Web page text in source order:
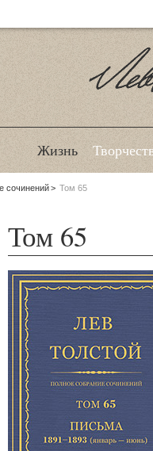
Жизнь
сочинений Том 65
Том 65